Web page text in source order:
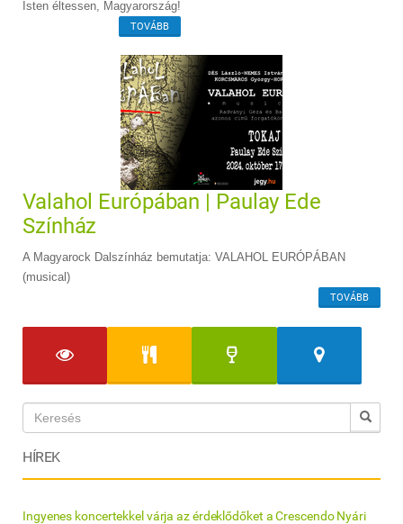
Isten éltessen, Magyarország!
TOVÁBB
Valahol Európában | Paulay Ede
Színház
A Magyarock Dalszínház bemutatja: VALAHOL EURÓPÁBAN
(musical)
TOVÁBB
HÍREK
Ingyenes koncertekkel várja az érdeklődőket a Crescendo Nyári